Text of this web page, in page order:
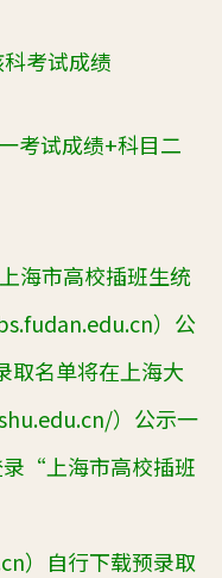
考试成绩
考试成绩+科目二
海市高校插班生统
） 公
取名单将在上海大
）公示一
录 “上海市高校插班
）自行下载预录取